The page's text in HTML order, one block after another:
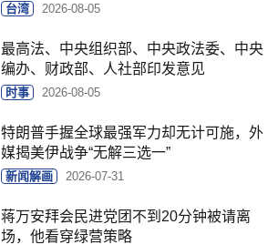
台湾 2026-08-05
最高法、中央组织部、中央政法委、中央
编办、财政部、人社部印发意见
时事 2026-08-05
特朗普手握全球最强军力却无计可施，外
媒揭美伊战争“无解三选一”
新闻解画 2026-07-31
蒋万安拜会民进党团不到20分钟被请离
场，他看穿绿营策略